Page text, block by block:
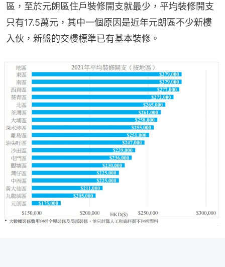
區，至於元朗區住戶裝修開支就最少，平均裝修開支
只有17.5萬元，其中一個原因是近年元朗區不少新樓
入伙，新盤的交樓標準已有基本裝修。